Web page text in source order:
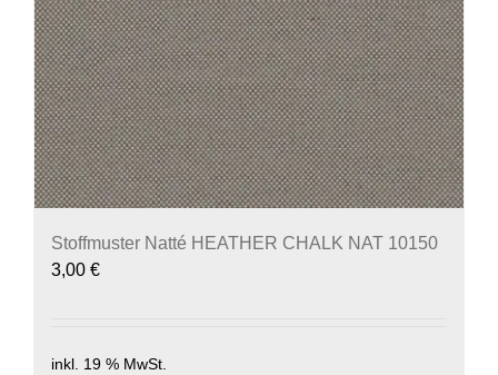
Stoffmuster Natté HEATHER CHALK NAT 10150
3,00 €
inkl. 19 % MwSt.